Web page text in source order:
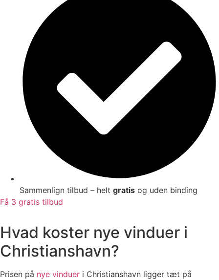
Sammenlign tilbud – helt gratis og uden binding
Få 3 gratis tilbud
Hvad koster nye vinduer i
Christianshavn?
Prisen på nye vinduer i Christianshavn ligger tæt på